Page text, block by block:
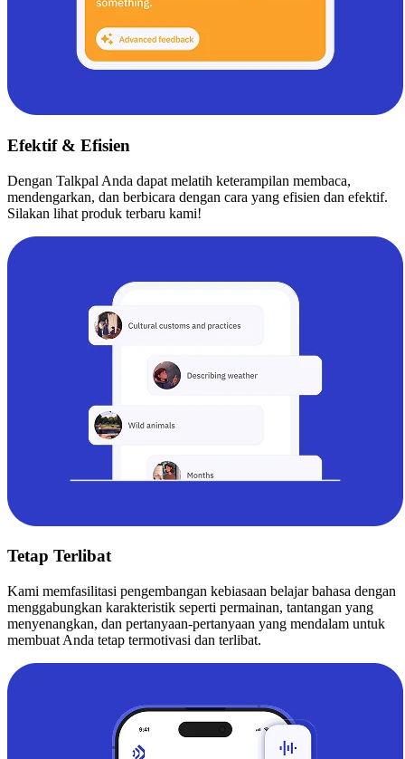
Efektif & Efisien
Dengan Talkpal Anda dapat melatih keterampilan membaca,
mendengarkan, dan berbicara dengan cara yang efisien dan efektif.
Silakan lihat produk terbaru kami!
Tetap Terlibat
Kami memfasilitasi pengembangan kebiasaan belajar bahasa dengan
menggabungkan karakteristik seperti permainan, tantangan yang
menyenangkan, dan pertanyaan-pertanyaan yang mendalam untuk
membuat Anda tetap termotivasi dan terlibat.